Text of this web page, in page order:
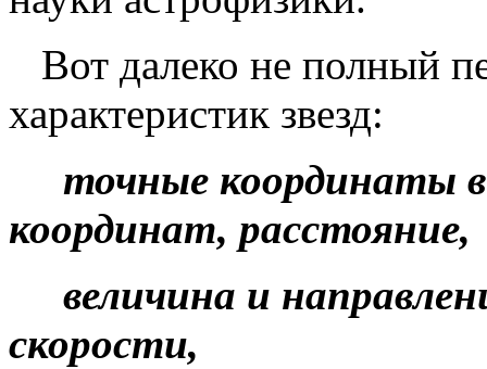
Вот далеко не полный
характеристик звезд:
точные координаты в
координат, расстояние,
величина и
скорости,